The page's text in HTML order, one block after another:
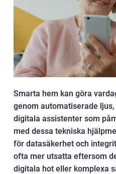
Smarta hem kan göra
genom automatiserade
digitala assistenter som
med dessa tekniska
för datasäkerhet och
ofta mer utsatta eftersom
digitala hot eller komplexa